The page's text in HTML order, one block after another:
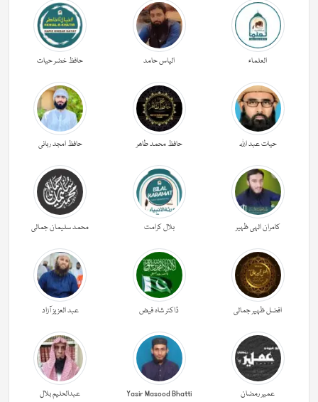
العلماء الیاس حامد حافظ خضر حیات
حیات عبد اللہ حافظ محمد طاھر حافظ امجد ربانی
کامران الہی ظہیر بلال کرامت محمد سلیمان جمالی
افضل ظہیر جمالی ڈاکٹر شاہ فیض عبد العزیز آزاد
عمیر رمضان Yasir Masood Bhatti عبدالحليم بلال